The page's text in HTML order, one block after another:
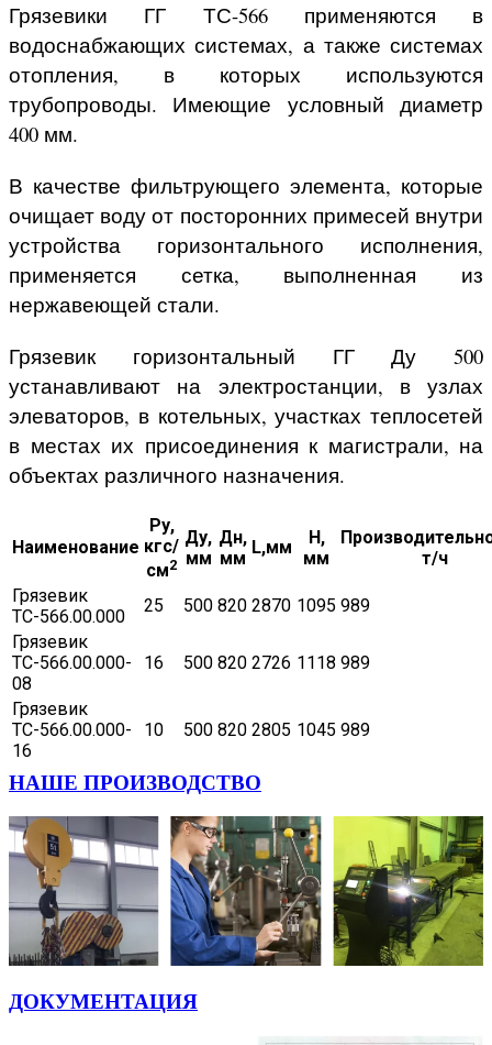
Грязевики ГГ ТС-566 применяются в
водоснабжающих системах, а также системах
отопления, в которых используются
трубопроводы. Имеющие условный диаметр
400 мм.
В качестве фильтрующего элемента, которые
очищает воду от посторонних примесей внутри
устройства горизонтального исполнения,
применяется сетка, выполненная из
нержавеющей стали.
Грязевик горизонтальный ГГ Ду 500
устанавливают на электростанции, в узлах
элеваторов, в котельных, участках теплосетей
в местах их присоединения к магистрали, на
объектах различного назначения.
Наименование
Ру,
кгс/
см2
Ду,
мм
Дн,
мм
L,мм
H,
мм
т/ч
Грязевик
ТС-566.00.000
25 500 820 2870 1095 989
Грязевик
ТС-566.00.000-
08
16 500 820 2726 1118 989
Грязевик
ТС-566.00.000-
16
10 500 820 2805 1045 989
НАШЕ ПРОИЗВОДСТВО
ДОКУМЕНТАЦИЯ